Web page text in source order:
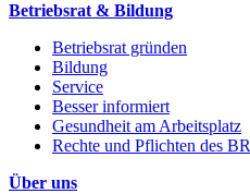
Betriebsrat & Bildung
Betriebsrat gründen
Bildung
Service
Besser informiert
Gesundheit am Arbeitsplatz
Rechte und Pflichten des BR
Über uns